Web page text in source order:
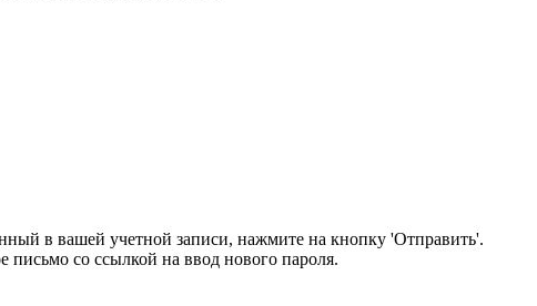
в вашей учетной записи, нажмите на кнопку 'Отправить'.
со ссылкой на ввод нового пароля.